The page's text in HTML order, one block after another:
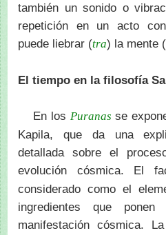
también un sonido o
repetición en un acto
puede liebrar (tra) la mente (
El tiempo en la filosofía
En los Puranas se
Kapila, que da una
detallada sobre el
evolución cósmica. El
considerado como el
ingredientes que
manifestación cósmica.